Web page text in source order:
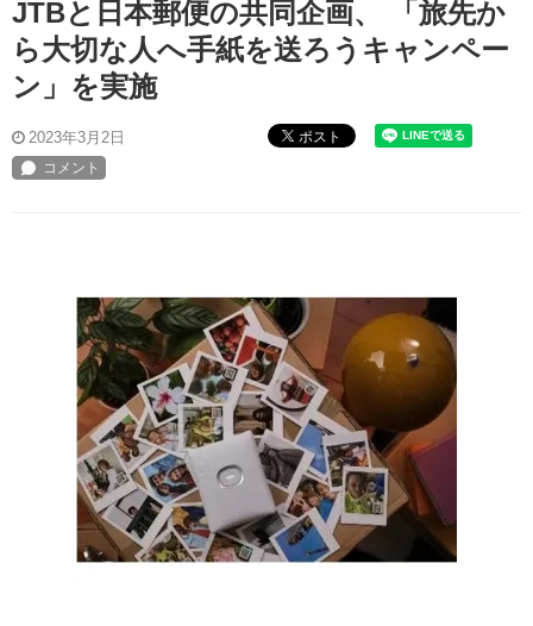
JTBと日本郵便の共同企画、 「旅先か
ら大切な人へ手紙を送ろうキャンペー
ン」を実施
2023年3月2日 ポスト